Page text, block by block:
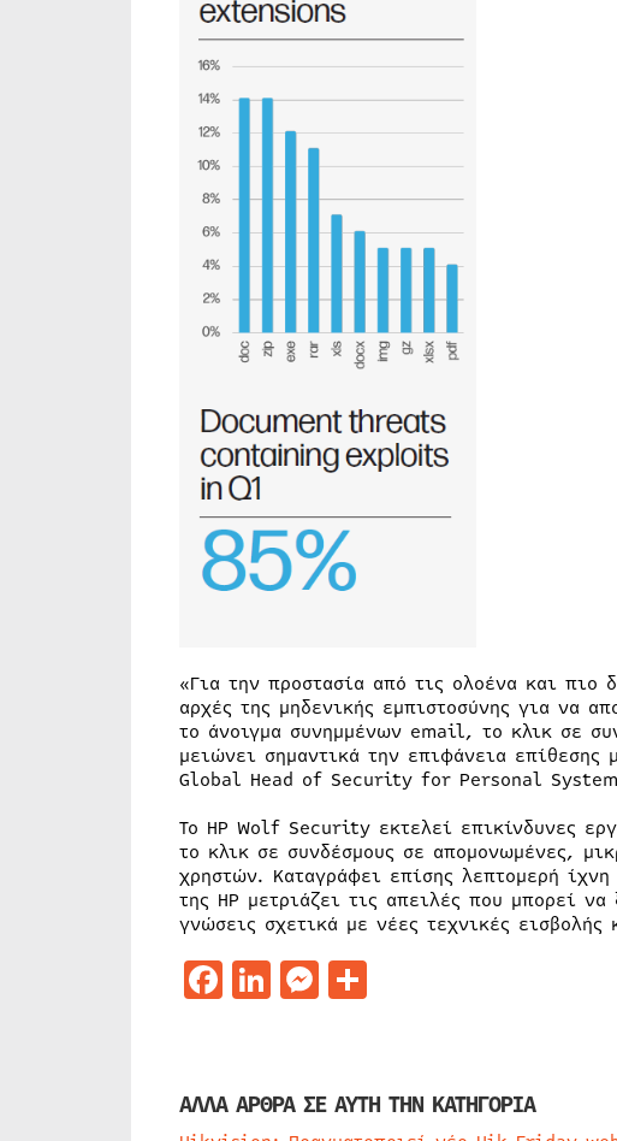
«Για την προστασία από τις ολοένα και πιο
αρχές της μηδενικής εμπιστοσύνης για να
το άνοιγμα συνημμένων email, το κλικ σε
μειώνει σημαντικά την επιφάνεια
Global Head of Security for Personal
Το HP Wolf Security εκτελεί επικίνδυνες
το κλικ σε συνδέσμους σε απομονωμένες,
χρηστών. Καταγράφει επίσης λεπτομερή
της HP μετριάζει τις απειλές που μπορεί
γνώσεις σχετικά με νέες τεχνικές
Facebook
LinkedIn
Messenger
Μοιραστείτε
ΑΛΛΑ ΑΡΘΡΑ ΣΕ ΑΥΤΗ ΤΗΝ ΚΑΤΗΓΟΡΙΑ